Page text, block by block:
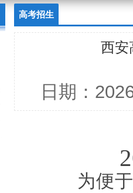
高考招生
西安
日期：
为便